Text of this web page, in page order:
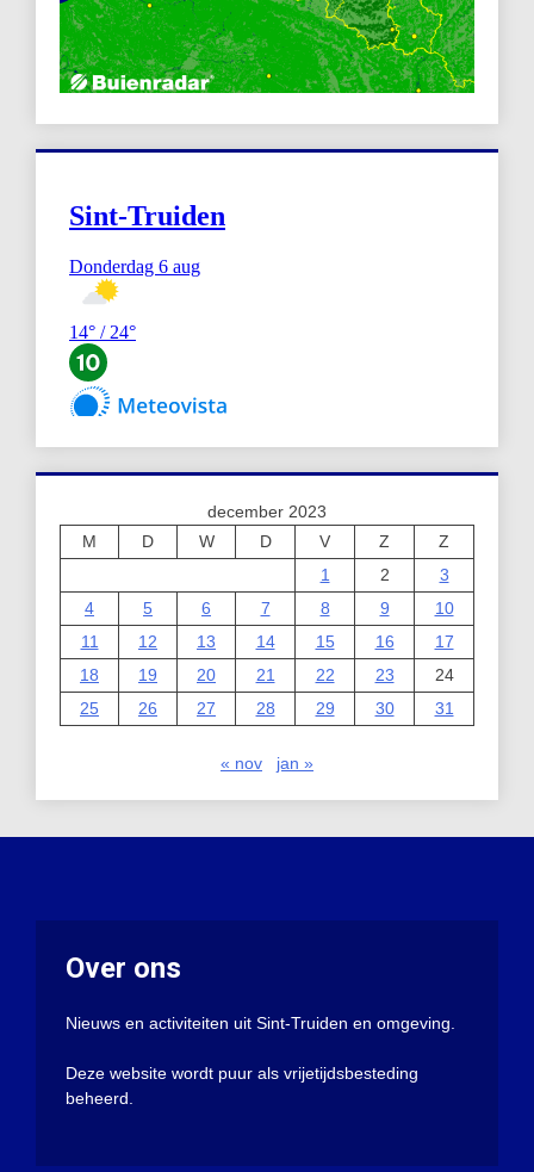
december 2023
M
D W D V Z
Z
1
2
3
4
5 6 7 8 9
10
11
12 13 14 15 16
17
18
19 20 21 22 23
24
25
26 27 28 29 30 31
« nov jan »
Over ons
Nieuws en activiteiten uit Sint-Truiden en omgeving.
Deze website wordt puur als vrijetijdsbesteding
beheerd.